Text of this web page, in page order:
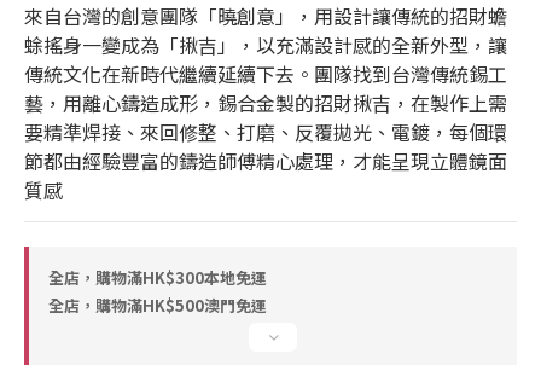
來自台灣的創意團隊「曉創意」，用設計讓傳統的招財蟾
蜍搖身一變成為「揪吉」，以充滿設計感的全新外型，讓
傳統文化在新時代繼續延續下去。團隊找到台灣傳統錫工
藝，用離心鑄造成形，錫合金製的招財揪吉，在製作上需
要精準焊接、來回修整、打磨、反覆拋光、電鍍，每個環
節都由經驗豐富的鑄造師傅精心處理，才能呈現立體鏡面
質感
全店，購物滿HK$300本地免運
全店，購物滿HK$500澳門免運